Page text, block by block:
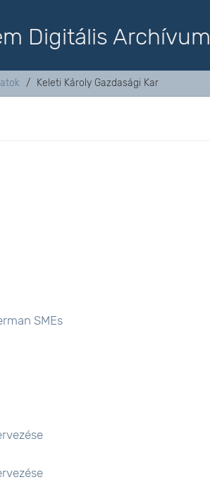
Digitális Archívum
Keleti Károly Gazdasági Kar
SMEs